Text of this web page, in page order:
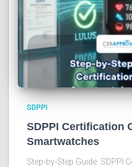
SDPPI
SDPPI Certification
Smartwatches
Step-by-Step Guide: SDPPI